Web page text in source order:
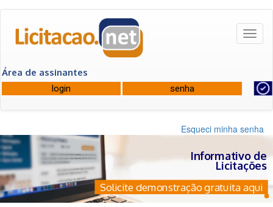
Área de assinantes
Esqueci minha senha
Informativo de
Licitações
Solicite demonstração gratuita aqui